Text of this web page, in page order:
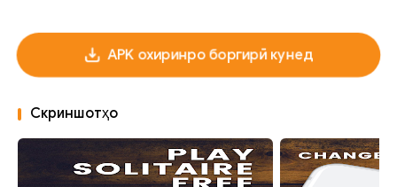
APK охиринро боргирӣ кунед
Скриншотҳо